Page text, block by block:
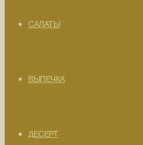
САЛАТЫ
ВЫПЕЧКА
ДЕСЕРТ